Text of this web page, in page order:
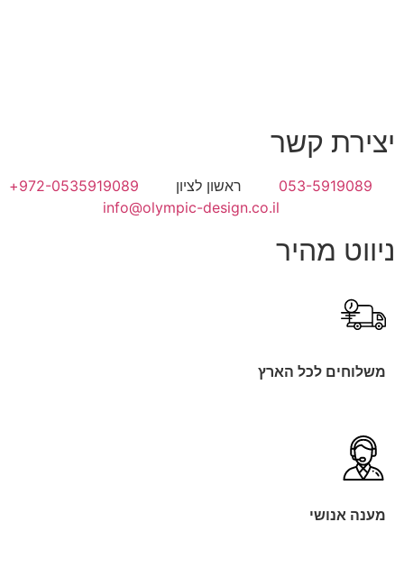
ניווט מהיר
משלוחים לכל הארץ
מענה אנושי
יצירת קשר
053-5919089 ראשון לציון
972-0535919089+
info@olympic-design.co.il